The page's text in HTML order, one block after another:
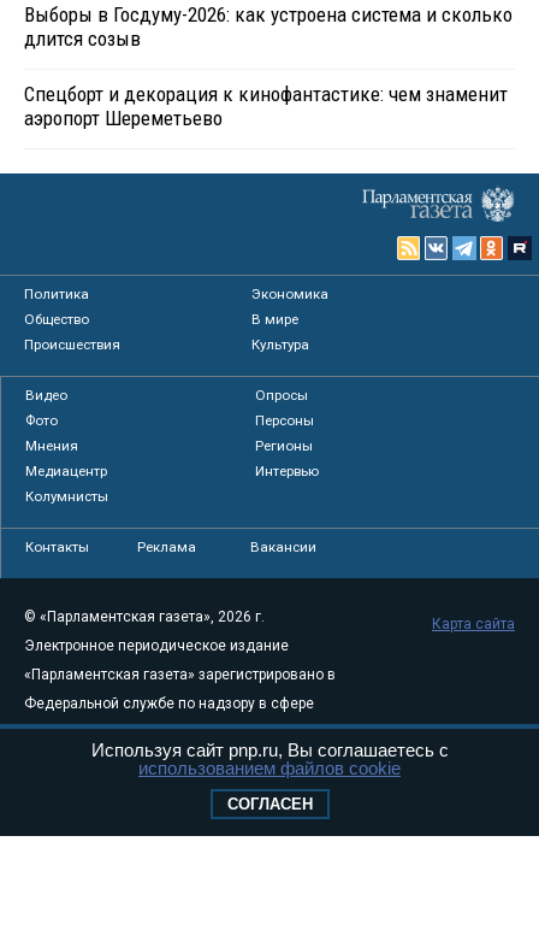
Выборы в Госдуму-2026: как устроена система и сколько
длится созыв
Спецборт и декорация к кинофантастике: чем знаменит
аэропорт Шереметьево
Политика
Экономика
Общество
В мире
Происшествия
Культура
Видео
Опросы
Фото
Персоны
Мнения
Регионы
Медиацентр
Интервью
Колумнисты
Контакты Реклама Вакансии
© «Парламентская газета», 2026 г.
Электронное периодическое издание
«Парламентская газета» зарегистрировано в
Федеральной службе по надзору в сфере
связи, информационных технологий и
массовых коммуникаций (Роскомнадзор) 05
Свидетельство о регистрации Эл № ФС77-
Карта сайта
Используя сайт pnp.ru, Вы соглашаетесь с
использованием файлов cookie
СОГЛАСЕН